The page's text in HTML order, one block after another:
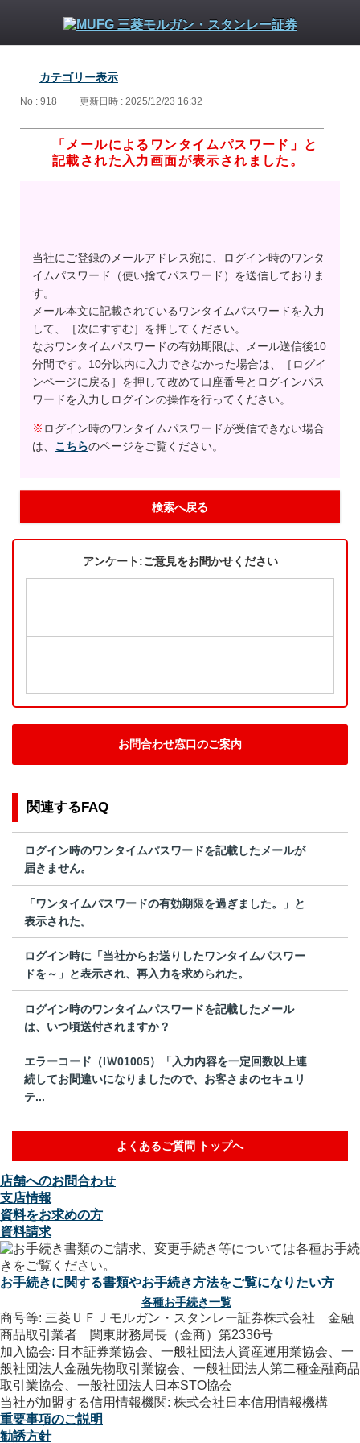
カテゴリー表示
No : 918 更新日時 : 2025/12/23 16:32
「メールによるワンタイムパスワード」と
記載された入力画面が表示されました。
当社にご登録のメールアドレス宛に、ログイン時のワンタ
イムパスワード（使い捨てパスワード）を送信しておりま
す。
メール本文に記載されているワンタイムパスワードを入力
して、［次にすすむ］を押してください。
なおワンタイムパスワードの有効期限は、メール送信後10
分間です。10分以内に入力できなかった場合は、［ログイ
ンページに戻る］を押して改めて口座番号とログインパス
ワードを入力しログインの操作を行ってください。
※ ログイン時のワンタイムパスワードが受信できない場合
は、 こちらのページをご覧ください。
検索へ戻る
アンケート:ご意見をお聞かせください
お問合わせ窓口のご案内
関連するFAQ
ログイン時のワンタイムパスワードを記載したメールが
届きません。
「ワンタイムパスワードの有効期限を過ぎました。」と
表示された。
ログイン時に「当社からお送りしたワンタイムパスワー
ドを～」と表示され、再入力を求められた。
ログイン時のワンタイムパスワードを記載したメール
は、いつ頃送付されますか？
エラーコード（IＷ01005）「入力内容を一定回数以上連
続してお間違いになりましたので、お客さまのセキュリ
テ...
よくあるご質問 トップへ
店舗へのお問合わせ
支店情報
資料をお求めの方
資料請求
お手続きに関する書類やお手続き方法をご覧になりたい方
各種お手続き一覧
商号等: 三菱ＵＦＪモルガン・スタンレー証券株式会社 金融
商品取引業者 関東財務局長（金商）第2336号
加入協会: 日本証券業協会、一般社団法人資産運用業協会、一
般社団法人金融先物取引業協会、一般社団法人第二種金融商品
取引業協会、一般社団法人日本STO協会
当社が加盟する信用情報機関: 株式会社日本信用情報機構
重要事項のご説明
勧誘方針